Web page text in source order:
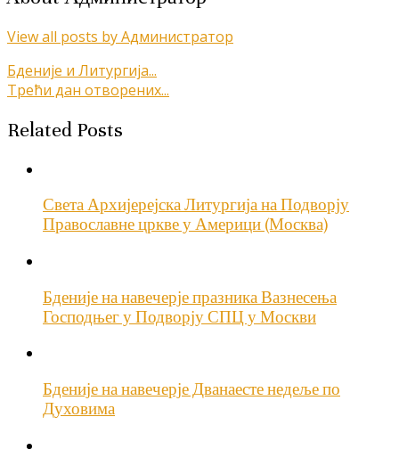
View all posts by Администратор
Кретање
чланка
Бденије и Литургија...
Трећи дан отворених...
Related Posts
Света Архијерејска Литургија на Подворју
Православне цркве у Америци (Москва)
Бденије на навечерје празника Вазнесења
Господњег у Подворју СПЦ у Москви
Бденије на навечерје Дванаесте недеље по
Духовима